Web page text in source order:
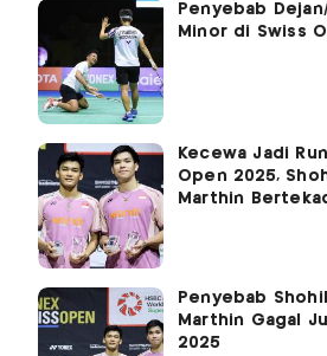
Penyebab
Minor di Swiss
Kecewa Jadi
Open 2025,
Marthin
Penyebab
Marthin Gagal
2025